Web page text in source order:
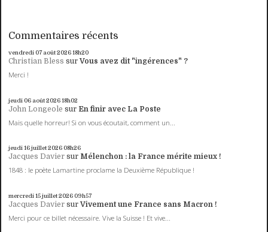
Commentaires récents
vendredi 07 août 202618h20
Christian Bless surVous avez dit "ingérences" ?
Merci !
jeudi 06 août 202618h02
John Longeole sur En finir avec La Poste
Mais quelle horreur! Si on vous écoutait, comment un...
jeudi 16juillet 2026 08h26
Jacques Davier sur Mélenchon : la France mérite mieux !
1848 : le poète Lamartine proclame la Deuxième République !
mercredi 15juillet 2026 09h57
Jacques Davier surVivement une France sans Macron !
Merci pour ce billet nécessaire. Vive la Suisse ! Et vive...